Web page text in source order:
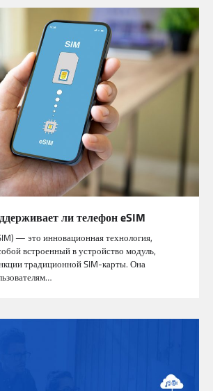
ли телефон eSIM
— это инновационная технология,
встроенный в устройство модуль,
традиционной SIM-карты. Она